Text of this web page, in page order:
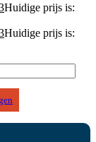
Huidige prijs is:
Huidige prijs is: